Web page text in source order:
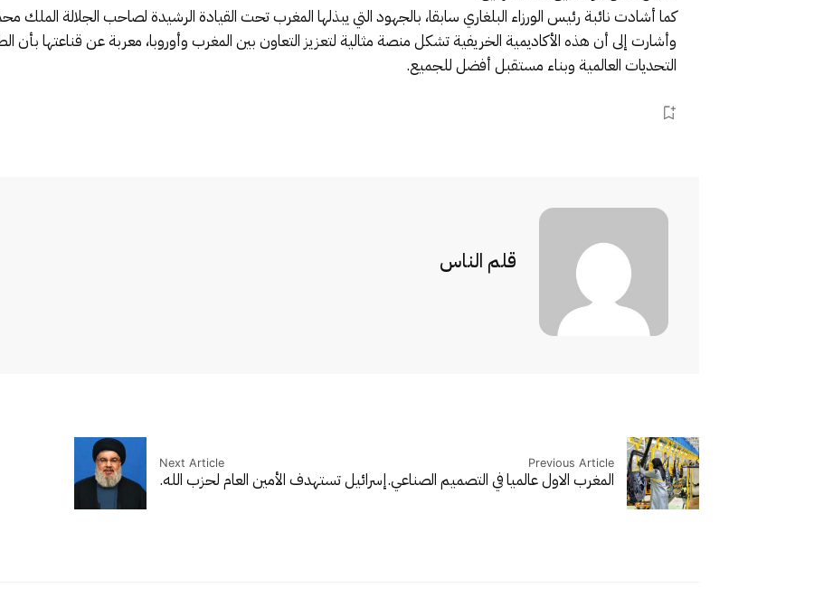
كما أشادت نائبة رئيس الورزاء البلغاري سابقا، بالجهود التي يبذلها المغرب تحت القيادة الرشيدة لصاحب الجلالة
وأشارت إلى أن هذه الأكاديمية الخريفية تشكل منصة مثالية لتعزيز التعاون بين المغرب وأوروبا، معربة عن قناعتها بأن
التحديات العالمية وبناء مستقبل أفضل للجميع.
قلم الناس
Previous Article
المغرب الاول عالميا في التصميم الصناعي.
Next Article
إسرائيل تستهدف الأمين العام لحزب الله.